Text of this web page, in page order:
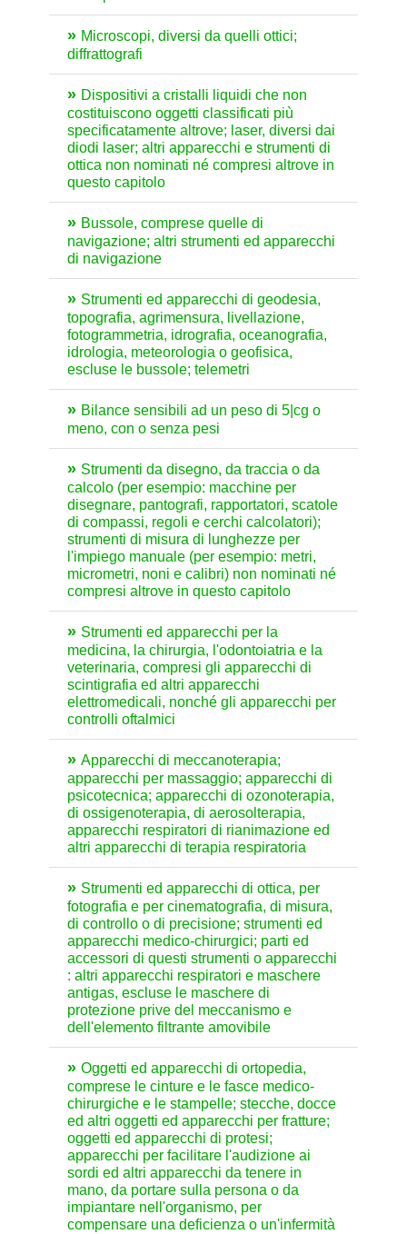
Microscopi, diversi da quelli ottici;
diffrattografi
Dispositivi a cristalli liquidi che non
costituiscono oggetti classificati più
specificatamente altrove; laser, diversi dai
diodi laser; altri apparecchi e strumenti di
ottica non nominati né compresi altrove in
questo capitolo
Bussole, comprese quelle di
navigazione; altri strumenti ed apparecchi
di navigazione
Strumenti ed apparecchi di geodesia,
topografia, agrimensura, livellazione,
fotogrammetria, idrografia, oceanografia,
idrologia, meteorologia o geofisica,
escluse le bussole; telemetri
Bilance sensibili ad un peso di 5|cg o
meno, con o senza pesi
Strumenti da disegno, da traccia o da
calcolo (per esempio: macchine per
disegnare, pantografi, rapportatori, scatole
di compassi, regoli e cerchi calcolatori);
strumenti di misura di lunghezze per
l'impiego manuale (per esempio: metri,
micrometri, noni e calibri) non nominati né
compresi altrove in questo capitolo
Strumenti ed apparecchi per la
medicina, la chirurgia, l'odontoiatria e la
veterinaria, compresi gli apparecchi di
scintigrafia ed altri apparecchi
elettromedicali, nonché gli apparecchi per
controlli oftalmici
Apparecchi di meccanoterapia;
apparecchi per massaggio; apparecchi di
psicotecnica; apparecchi di ozonoterapia,
di ossigenoterapia, di aerosolterapia,
apparecchi respiratori di rianimazione ed
altri apparecchi di terapia respiratoria
Strumenti ed apparecchi di ottica, per
fotografia e per cinematografia, di misura,
di controllo o di precisione; strumenti ed
apparecchi medico-chirurgici; parti ed
accessori di questi strumenti o apparecchi
: altri apparecchi respiratori e maschere
antigas, escluse le maschere di
protezione prive del meccanismo e
dell'elemento filtrante amovibile
Oggetti ed apparecchi di ortopedia,
comprese le cinture e le fasce medico-
chirurgiche e le stampelle; stecche, docce
ed altri oggetti ed apparecchi per fratture;
oggetti ed apparecchi di protesi;
apparecchi per facilitare l'audizione ai
sordi ed altri apparecchi da tenere in
mano, da portare sulla persona o da
impiantare nell'organismo, per
compensare una deficienza o un'infermità